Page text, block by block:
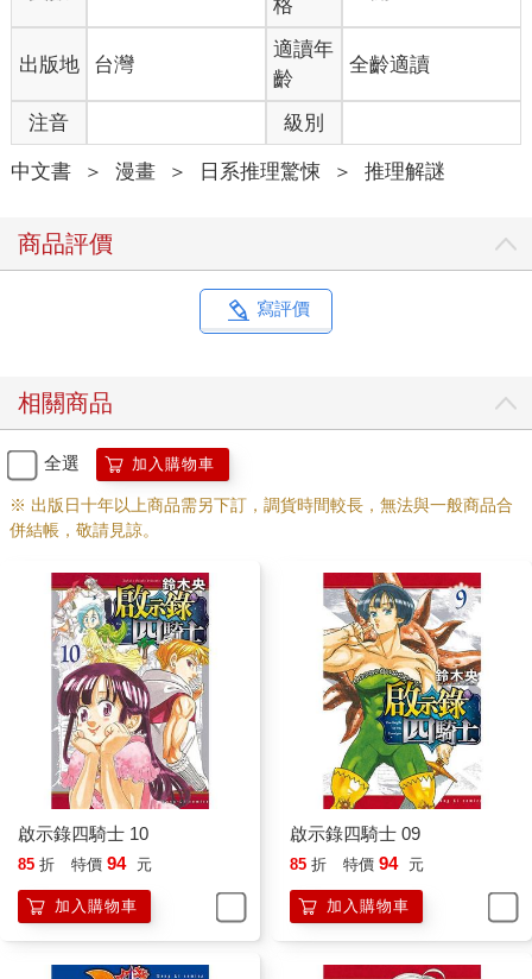
格
出版地 台灣
適讀年
齡
全齡適讀
注音 級別
中文書 ＞ 漫畫 ＞ 日系推理驚悚 ＞ 推理解謎
商品評價
寫評價
相關商品
全選 加入購物車
※ 出版日十年以上商品需另下訂，調貨時間較長，無法與一般商品合
併結帳，敬請見諒。
啟示錄四騎士 10
85 折 特價 94 元
加入購物車
啟示錄四騎士 09
85 折 特價 94 元
加入購物車